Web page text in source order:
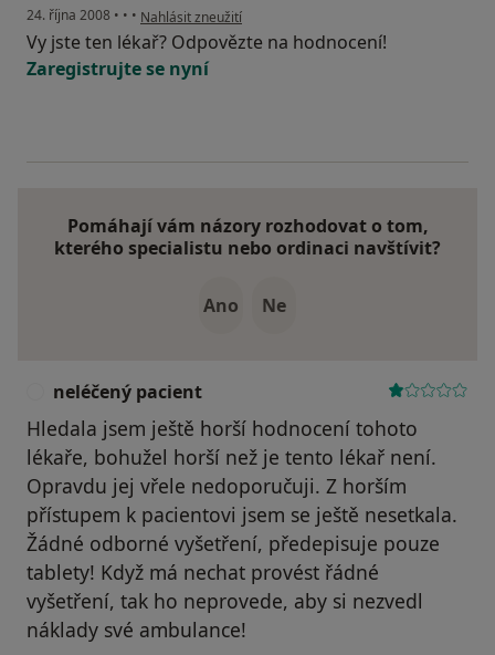
24. října 2008 • • • podle názoru uživatele Honza
Nahlásit zneužití
Vy jste ten lékař? Odpovězte na hodnocení!
Zaregistrujte se nyní
Pomáhají vám názory rozhodovat o tom,
kterého specialistu nebo ordinaci navštívit?
Ano Ne
neléčený pacient
Hledala jsem ještě horší hodnocení tohoto
lékaře, bohužel horší než je tento lékař není.
Opravdu jej vřele nedoporučuji. Z horším
přístupem k pacientovi jsem se ještě nesetkala.
Žádné odborné vyšetření, předepisuje pouze
tablety! Když má nechat provést řádné
vyšetření, tak ho neprovede, aby si nezvedl
náklady své ambulance!